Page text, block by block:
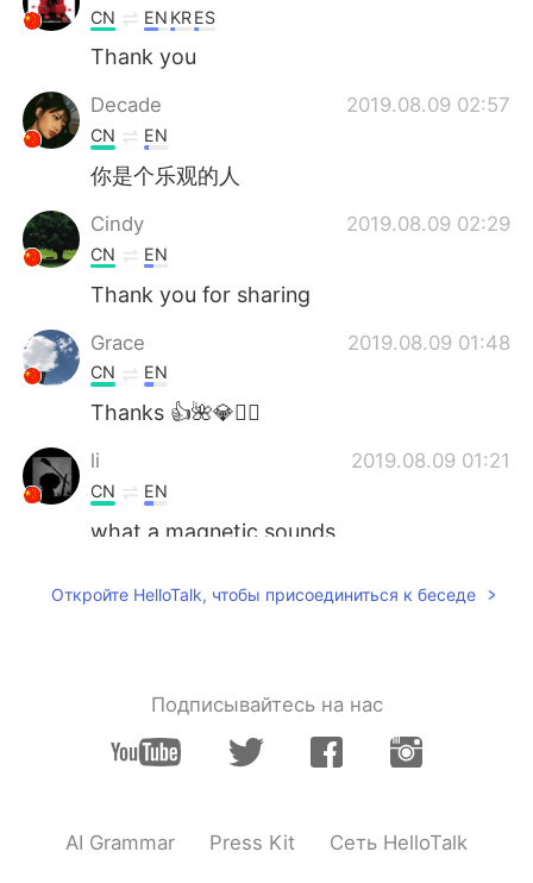
CN EN KRES
Thank you
Decade 2019.08.09 02:57
CN EN
你是个乐观的人
Cindy 2019.08.09 02:29
CN EN
Thank you for sharing
Grace 2019.08.09 01:48
CN EN
Thanks 👍🌺💎🧚‍♀️
li 2019.08.09 01:21
CN EN
what a magnetic sounds
Откройте HelloTalk, чтобы присоединиться к беседе
Подписывайтесь на нас
AI Grammar Press Kit Сеть HelloTalk